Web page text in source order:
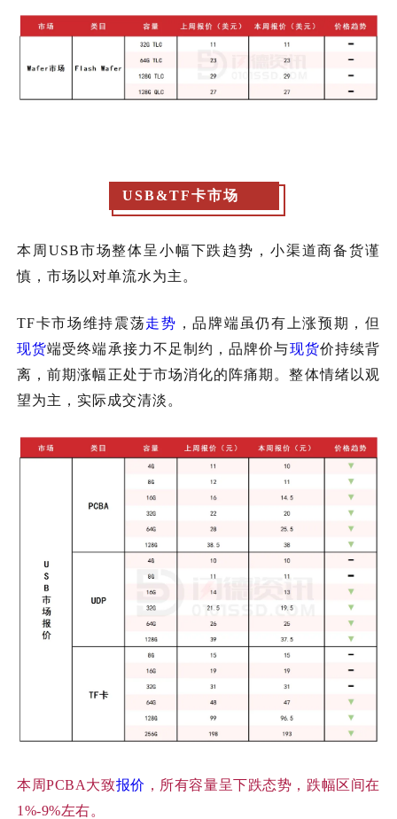
USB&TF卡市场
本周 USB市场整体呈小幅下跌趋势，小渠道商备货谨
慎，市场以对单流水为主。
TF卡市场维持震荡走势 ，品牌端虽仍有上涨预期，但
现货端受终端承接力不足制约，品牌价与现货价持续背
离，前期涨幅正处于市场消化的阵痛期。整体情绪以观
望为主，实际成交清淡。
本周PCBA大致报价 ，所有容量呈下跌态势，跌幅区间在
1%-9%左右。